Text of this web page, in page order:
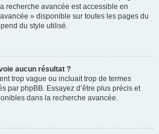
recherche avancée est accessible en
» disponible sur toutes les pages du
du style utilisé.
aucun résultat ?
trop vague ou incluait trop de termes
par phpBB. Essayez d’être plus précis et
dans la recherche avancée.